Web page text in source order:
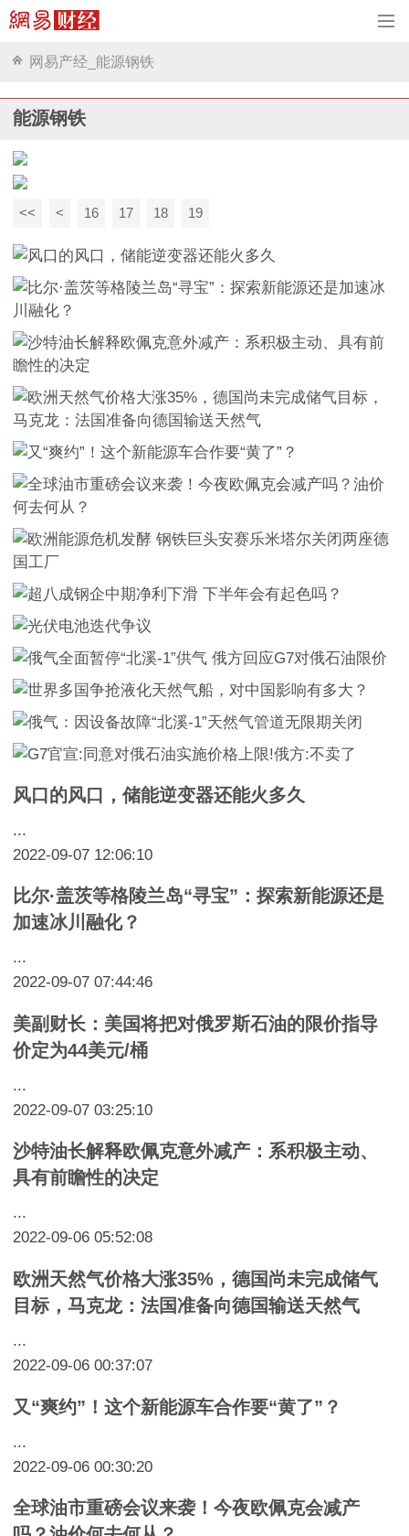
网易产经_能源钢铁
能源钢铁
<< < 16 17 18 19
风口的风口，储能逆变器还能火多久
...
2022-09-07 12:06:10
比尔·盖茨等格陵兰岛“寻宝”：探索新能源还是
加速冰川融化？
...
2022-09-07 07:44:46
美副财长：美国将把对俄罗斯石油的限价指导
价定为44美元/桶
...
2022-09-07 03:25:10
沙特油长解释欧佩克意外减产：系积极主动、
具有前瞻性的决定
...
2022-09-06 05:52:08
欧洲天然气价格大涨35%，德国尚未完成储气
目标，马克龙：法国准备向德国输送天然气
...
2022-09-06 00:37:07
又“爽约”！这个新能源车合作要“黄了”？
...
2022-09-06 00:30:20
全球油市重磅会议来袭！今夜欧佩克会减产